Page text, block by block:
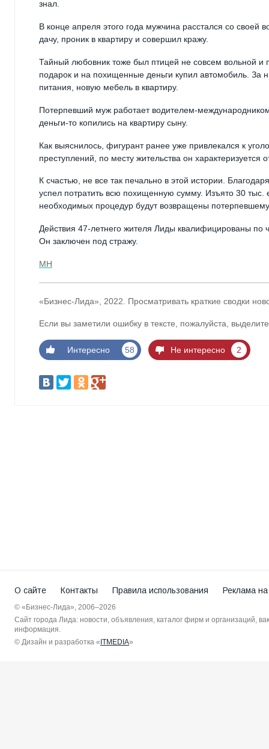
знал.
В конце апреля этого года мужчина расстался со своей
дачу, проник в квартиру и совершил кражу.
Тайный любовник тоже был птицей не совсем вольной
подарок и на похищенные деньги купил автомобиль. За
питания, новую мебель в квартиру.
Потерпевший муж работает водителем-
деньги-то копились на квартиру сыну.
Как выяснилось, фигурант ранее уже привлекался к
преступлений, по месту жительства он характеризуется
К счастью, не все так печально в этой истории.
успел потратить всю похищенную сумму. Изъято 30
необходимых процедур будут возвращены
Действия 47-летнего жителя Лиды квалифицированы по
Он заключен под стражу.
МН
«Бизнес-Лида», 2022. Просматривать краткие сводки
Если вы заметили ошибку в тексте, пожалуйста,
Интересно 58 Не интересно 2
О сайте Контакты Правила использования Реклама
© «Бизнес-Лида», 2006–2026
Сайт города Лида: новости, объявления, каталог фирм и организаций,
информация.
© Дизайн и разработка «ITMEDIA»